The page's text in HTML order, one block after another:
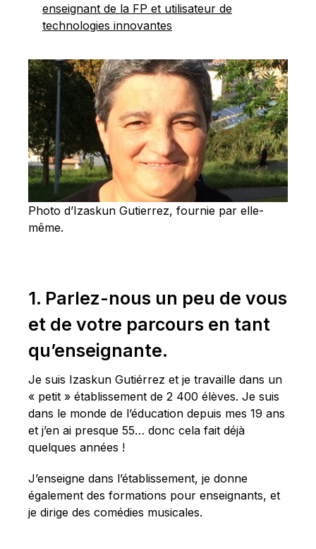
enseignant de la FP et utilisateur de
technologies innovantes
Photo d’Izaskun Gutierrez, fournie par elle-
même.
1. Parlez-nous un peu de vous
et de votre parcours en tant
qu’enseignante.
Je suis Izaskun Gutiérrez et je travaille dans un
« petit » établissement de 2 400 élèves. Je suis
dans le monde de l’éducation depuis mes 19 ans
et j’en ai presque 55… donc cela fait déjà
quelques années !
J’enseigne dans l’établissement, je donne
également des formations pour enseignants, et
je dirige des comédies musicales.